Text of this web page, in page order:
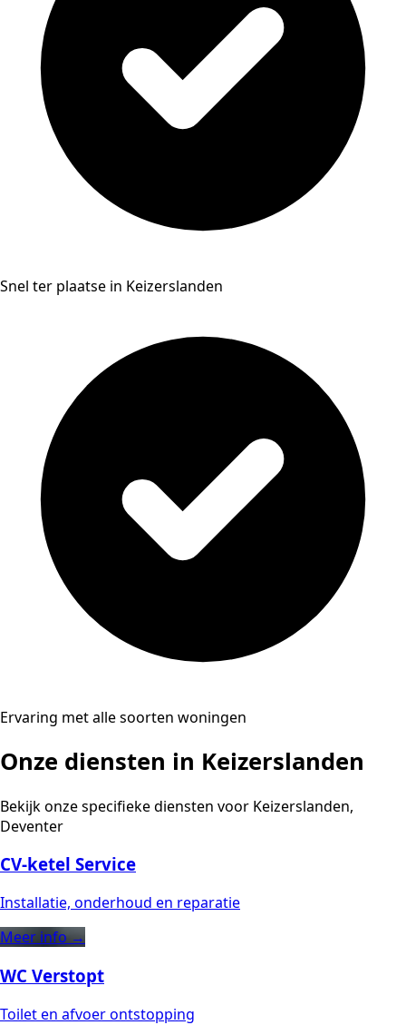
Snel ter plaatse in Keizerslanden
Ervaring met alle soorten woningen
Onze diensten in Keizerslanden
Bekijk onze specifieke diensten voor Keizerslanden,
Deventer
CV-ketel Service
Installatie, onderhoud en reparatie
Meer info →
WC Verstopt
Toilet en afvoer ontstopping